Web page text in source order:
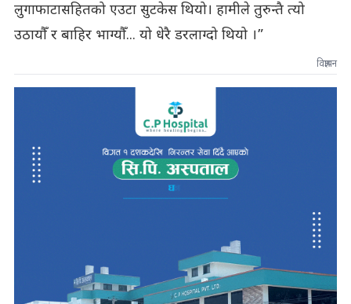
लुगाफाटासहितको एउटा सुटकेस थियो। हामीले तुरुन्तै त्यो
उठायौँ र बाहिर भाग्यौँ... यो धेरै डरलाग्दो थियो ।”
विज्ञापन